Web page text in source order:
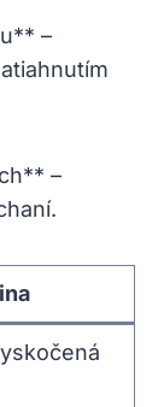
–
‌–